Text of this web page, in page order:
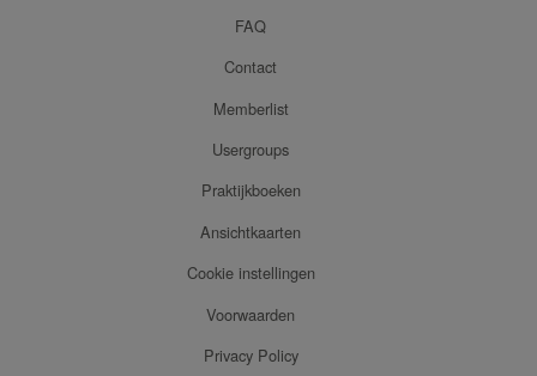
FAQ
Contact
Memberlist
Usergroups
Praktijkboeken
Ansichtkaarten
Cookie instellingen
Voorwaarden
Privacy Policy